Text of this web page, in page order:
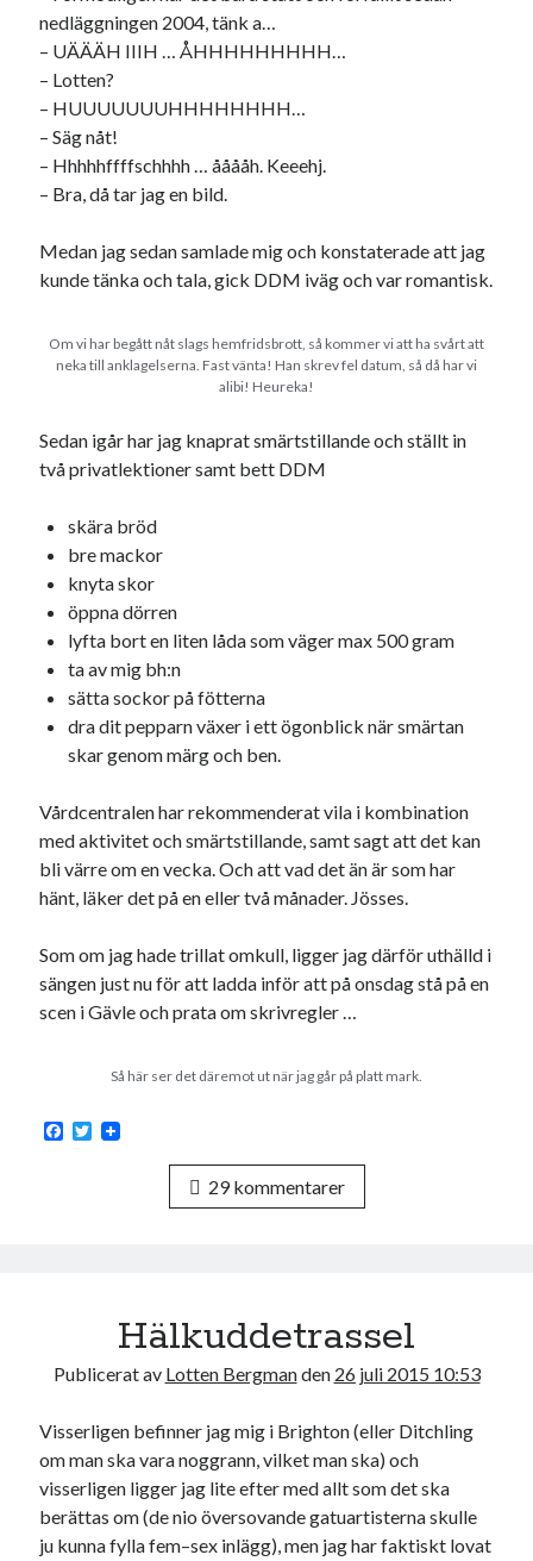
nedläggningen 2004, tänk a…
– UÄÄÄH IIIH … ÅHHHHHHHHH…
– Lotten?
– HUUUUUUUHHHHHHHH…
– Säg nåt!
– Hhhhhffffschhhh … ååååh. Keeehj.
– Bra, då tar jag en bild.
Medan jag sedan samlade mig och konstaterade att jag
kunde tänka och tala, gick DDM iväg och var romantisk.
Om vi har begått nåt slags hemfridsbrott, så kommer vi att ha svårt att
neka till anklagelserna. Fast vänta! Han skrev fel datum, så då har vi
alibi! Heureka!
Sedan igår har jag knaprat smärtstillande och ställt in
två privatlektioner samt bett DDM
skära bröd
bre mackor
knyta skor
öppna dörren
lyfta bort en liten låda som väger max 500 gram
ta av mig bh:n
sätta sockor på fötterna
dra dit pepparn växer i ett ögonblick när smärtan
skar genom märg och ben.
Vårdcentralen har rekommenderat vila i kombination
med aktivitet och smärtstillande, samt sagt att det kan
bli värre om en vecka. Och att vad det än är som har
hänt, läker det på en eller två månader. Jösses.
Som om jag hade trillat omkull, ligger jag därför uthälld i
sängen just nu för att ladda inför att på onsdag stå på en
scen i Gävle och prata om skrivregler …
Så här ser det däremot ut när jag går på platt mark.
F
T
29 kommentarer
Hälkuddetrassel
Publicerat av Lotten Bergmanden 26 juli 2015 10:53
Visserligen befinner jag mig i Brighton (eller Ditchling
om man ska vara noggrann, vilket man ska) och
visserligen ligger jag lite efter med allt som det ska
berättas om (de nio översovande gatuartisterna skulle
ju kunna fylla fem–sex inlägg), men jag har faktiskt lovat